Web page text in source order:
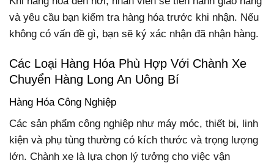
và yêu cầu bạn kiểm tra hàng hóa trước khi nhận. Nếu
không có vấn đề gì, bạn sẽ ký xác nhận đã nhận hàng.
Các Loại Hàng Hóa Phù Hợp Với Chành Xe
Chuyển Hàng Long An Uông Bí
Hàng Hóa Công Nghiệp
Các sản phẩm công nghiệp như máy móc, thiết bị, linh
kiện và phụ tùng thường có kích thước và trọng lượng
lớn. Chành xe là lựa chọn lý tưởng cho việc vận